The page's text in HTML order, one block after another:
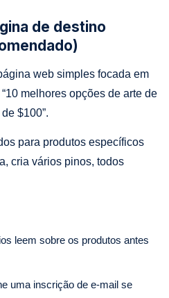
de destino
web simples focada em
melhores opções de arte de
$100”.
para produtos específicos
cria vários pinos, todos
leem sobre os produtos antes
uma inscrição de e-mail se